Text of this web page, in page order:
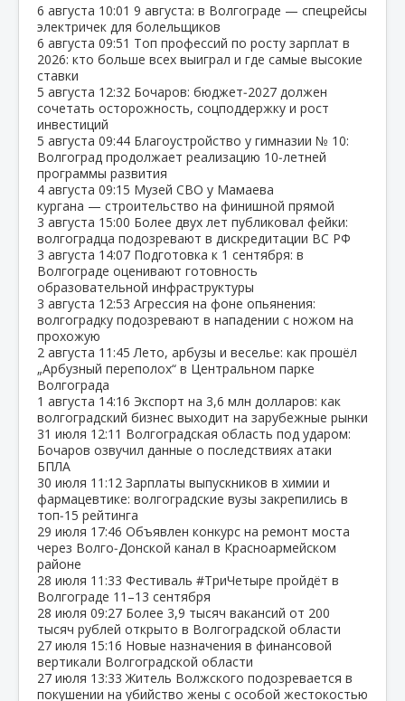
6 августа 10:01 9 августа: в Волгограде — спецрейсы
электричек для болельщиков
6 августа 09:51 Топ профессий по росту зарплат в
2026: кто больше всех выиграл и где самые высокие
ставки
5 августа 12:32 Бочаров: бюджет‑2027 должен
сочетать осторожность, соцподдержку и рост
инвестиций
5 августа 09:44 Благоустройство у гимназии № 10:
Волгоград продолжает реализацию 10‑летней
программы развития
4 августа 09:15 Музей СВО у Мамаева
кургана — строительство на финишной прямой
3 августа 15:00 Более двух лет публиковал фейки:
волгоградца подозревают в дискредитации ВС РФ
3 августа 14:07 Подготовка к 1 сентября: в
Волгограде оценивают готовность
образовательной инфраструктуры
3 августа 12:53 Агрессия на фоне опьянения:
волгоградку подозревают в нападении с ножом на
прохожую
2 августа 11:45 Лето, арбузы и веселье: как прошёл
„Арбузный переполох“ в Центральном парке
Волгограда
1 августа 14:16 Экспорт на 3,6 млн долларов: как
волгоградский бизнес выходит на зарубежные рынки
31 июля 12:11 Волгоградская область под ударом:
Бочаров озвучил данные о последствиях атаки
БПЛА
30 июля 11:12 Зарплаты выпускников в химии и
фармацевтике: волгоградские вузы закрепились в
топ‑15 рейтинга
29 июля 17:46 Объявлен конкурс на ремонт моста
через Волго‑Донской канал в Красноармейском
районе
28 июля 11:33 Фестиваль #ТриЧетыре пройдёт в
Волгограде 11–13 сентября
28 июля 09:27 Более 3,9 тысяч вакансий от 200
тысяч рублей открыто в Волгоградской области
27 июля 15:16 Новые назначения в финансовой
вертикали Волгоградской области
27 июля 13:33 Житель Волжского подозревается в
покушении на убийство жены с особой жестокостью